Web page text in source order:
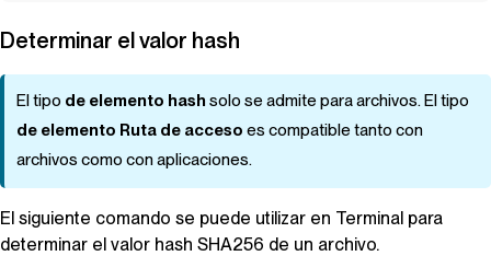
Determinar el valor hash
El tipo de elemento hashsolo se admite para archivos. El tipo
de elemento Ruta de acceso es compatible tanto con
archivos como con aplicaciones.
El siguiente comando se puede utilizar en Terminal para
determinar el valor hash SHA256 de un archivo.